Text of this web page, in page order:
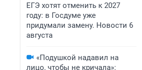
ЕГЭ хотят отменить к 2027
году: в Госдуме уже
придумали замену. Новости 6
августа
«Подушкой надавил на
лицо, чтобы не кричала»: